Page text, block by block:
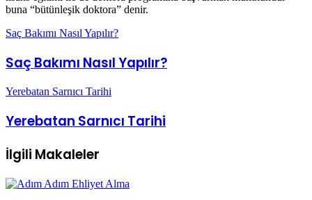
Saç Bakımı Nasıl Yapılır?
Saç Bakımı Nasıl Yapılır?
Yerebatan Sarnıcı Tarihi
Yerebatan Sarnıcı Tarihi
İlgili Makaleler
Adım Adım Ehliyet Alma